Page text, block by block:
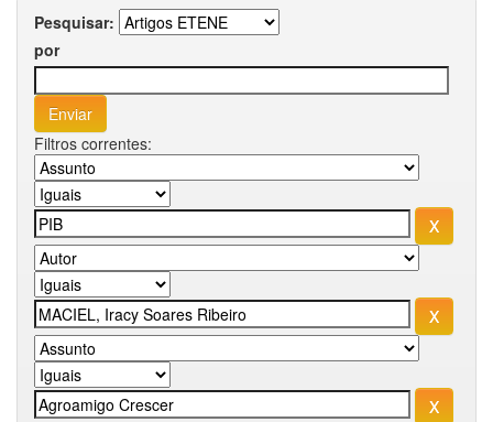
Pesquisar:
por
Filtros correntes: